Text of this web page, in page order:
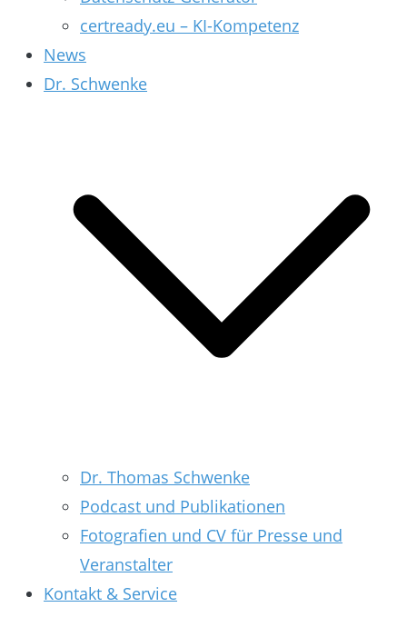
certready.eu – KI-Kompetenz
News
Dr. Schwenke
Dr. Thomas Schwenke
Podcast und Publikationen
Fotografien und CV für Presse und
Veranstalter
Kontakt & Service